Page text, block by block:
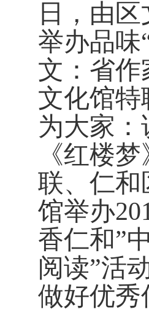
日，由
举办品味
文：省
文化馆
为大家
《红楼
联、仁和
馆举办
香仁和”
阅读”活
做好优秀